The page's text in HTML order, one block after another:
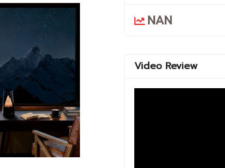
NAN
Video Review